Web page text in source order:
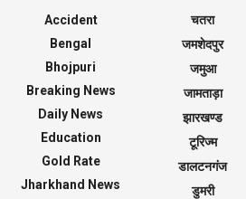
Accident
Bengal
Bhojpuri
Breaking News
Daily News
Education
Gold Rate
Jharkhand News
चतरा
जमशेदपुर
जमुआ
जामताड़ा
झारखण्ड
टूरिज्म
डालटनगंज
डुमरी